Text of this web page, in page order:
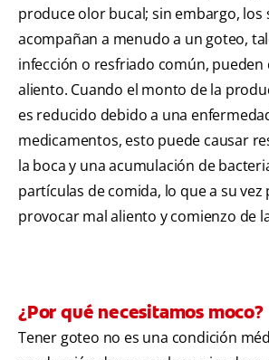
produce olor bucal; sin embargo, los
acompañan a menudo a un goteo,
infección o resfriado común, pueden
aliento. Cuando el monto de la
es reducido debido a una
medicamentos, esto puede causar
la boca y una acumulación de
partículas de comida, lo que a su vez
provocar mal aliento y comienzo de
¿Por qué necesitamos moco?
Tener goteo no es una condición